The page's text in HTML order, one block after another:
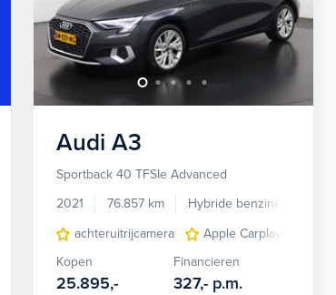
donker lichtmetalen velgen 7-spaaks 17"
Audi A3
Sportback 40 TFSIe Advanced
2021
76.857 km Hybride benzine
achteruitrijcamera
Apple Carplay/Android
Kopen
25.895,-
Financieren
327,- p.m.